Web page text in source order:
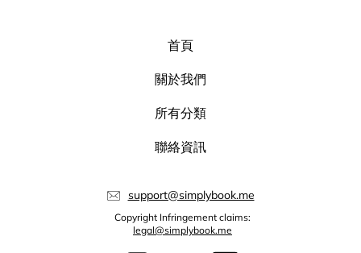
首頁
關於我們
所有分類
聯絡資訊
support@simplybook.me
Copyright Infringement claims:
legal@simplybook.me